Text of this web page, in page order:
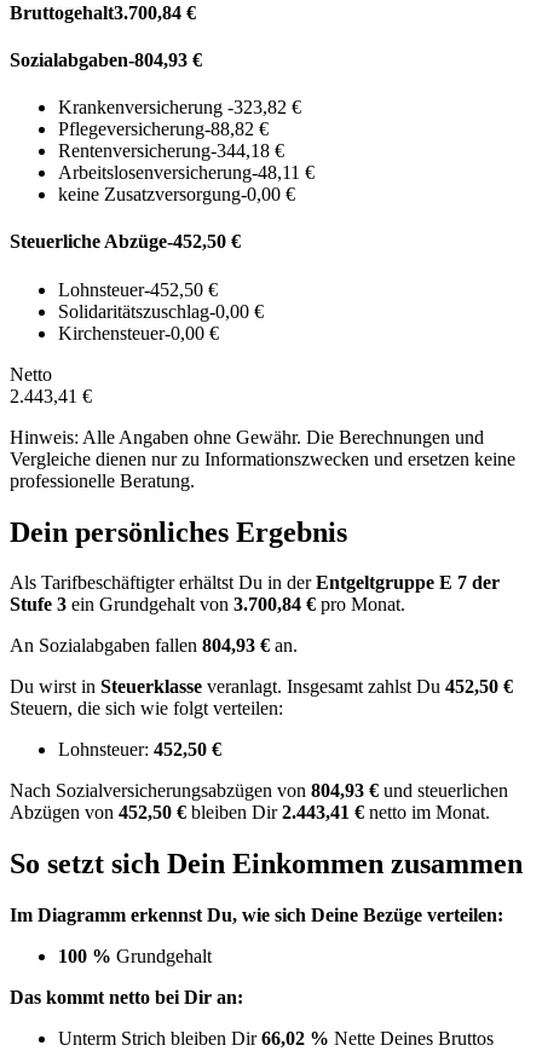
Bruttogehalt3.700,84 €
Sozialabgaben-804,93 €
Krankenversicherung -323,82 €
Pflegeversicherung-88,82 €
Rentenversicherung-344,18 €
Arbeitslosenversicherung-48,11 €
keine Zusatzversorgung-0,00 €
Steuerliche Abzüge-452,50 €
Lohnsteuer-452,50 €
Solidaritätszuschlag-0,00 €
Kirchensteuer-0,00 €
Netto
2.443,41 €
Hinweis: Alle Angaben ohne Gewähr. Die Berechnungen und
Vergleiche dienen nur zu Informationszwecken und ersetzen keine
professionelle Beratung.
Dein persönliches Ergebnis
Als Tarifbeschäftigter erhältst Du in derEntgeltgruppe E 7 der
Stufe 3 ein Grundgehalt von 3.700,84 € pro Monat.
An Sozialabgaben fallen 804,93 € an.
Du wirst in Steuerklasse veranlagt. Insgesamt zahlst Du 452,50 €
Steuern, die sich wie folgt verteilen:
Lohnsteuer: 452,50 €
Nach Sozialversicherungsabzügen von 804,93 € und steuerlichen
Abzügen von 452,50 € bleiben Dir2.443,41 € netto im Monat.
So setzt sich Dein Einkommen zusammen
Im Diagramm erkennst Du, wie sich Deine Bezüge verteilen:
100 % Grundgehalt
Das kommt netto bei Dir an:
Unterm Strich bleiben Dir66,02 % Nette Deines Bruttos